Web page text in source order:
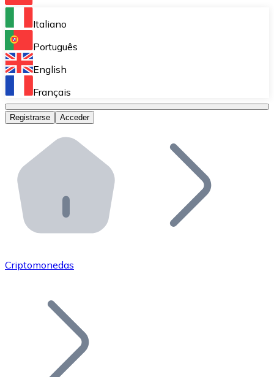
Bitnovo Ramp
Integra nuestra solución en tu plataforma.
Bitnovo Giftcards
Bitnovo OTC
Bitnovo ATM
Integra un ATM Bitnovo en tu negocio y permite que
Bitnovo API
Integra nuestra API en tu ecosistema.
Únete a nuestra red de distribuidores.
Añade tu proyecto a nuestro ecosistema.
Italiano
Português
English
Français
Registrarse Acceder
Criptomonedas